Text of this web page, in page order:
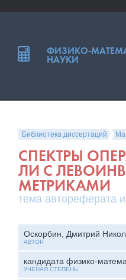
Библиотека диссертаций
СПЕКТРЫ
ЛИ С
МЕТРИКАМИ
тема автореферата
Оскорбин, Дмитрий
АВТОР
кандидата физико-
УЧЕНАЯ СТЕПЕНЬ
ФИЗИКО-
НАУКИ